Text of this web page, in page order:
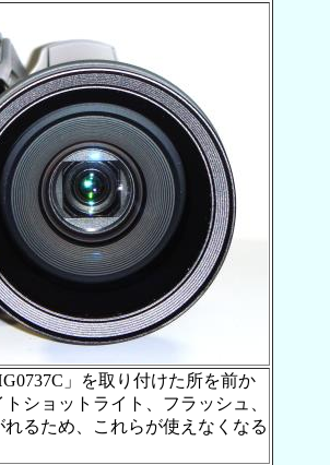
」を取り付けた所を前か
ショットライト、フラッシュ、
るため、これらが使えなくなる